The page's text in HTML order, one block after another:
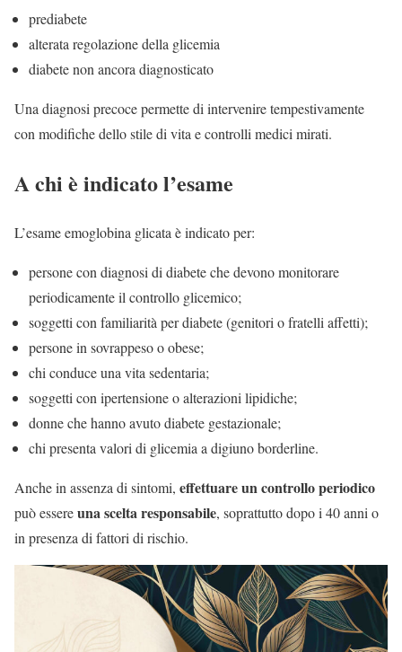
prediabete
alterata regolazione della glicemia
diabete non ancora diagnosticato
Una diagnosi precoce permette di intervenire tempestivamente
con modifiche dello stile di vita e controlli medici mirati.
A chi è indicato l’esame
L’esame emoglobina glicata è indicato per:
persone con diagnosi di diabete che devono monitorare
periodicamente il controllo glicemico;
soggetti con familiarità per diabete (genitori o fratelli affetti);
persone in sovrappeso o obese;
chi conduce una vita sedentaria;
soggetti con ipertensione o alterazioni lipidiche;
donne che hanno avuto diabete gestazionale;
chi presenta valori di glicemia a digiuno borderline.
Anche in assenza di sintomi, effettuare un controllo periodico
può essereuna scelta responsabile, soprattutto dopo i 40 anni o
in presenza di fattori di rischio.